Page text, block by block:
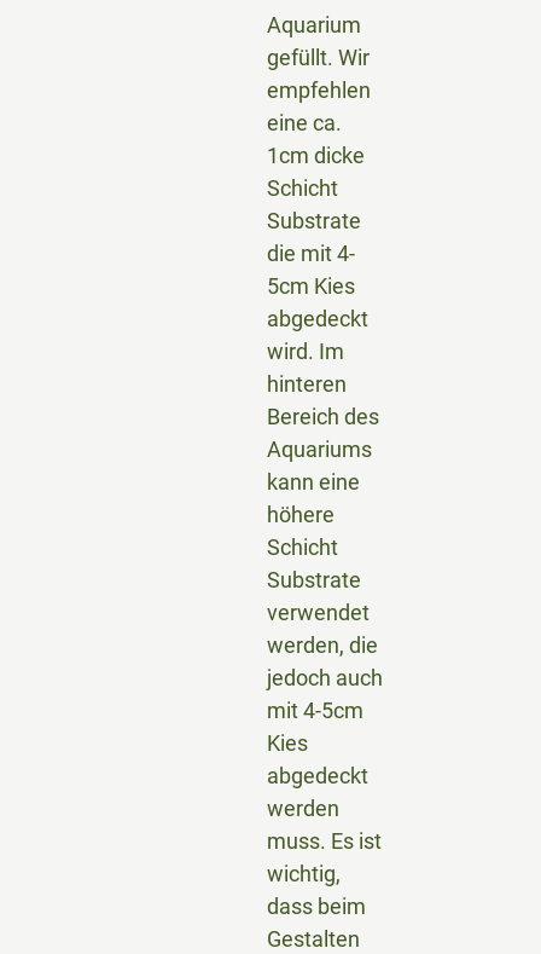
Aquarium
gefüllt. Wir
empfehlen
eine ca.
1cm dicke
Schicht
Substrate
die mit 4-
5cm Kies
abgedeckt
wird. Im
hinteren
Bereich des
Aquariums
kann eine
höhere
Schicht
Substrate
verwendet
werden, die
jedoch auch
mit 4-5cm
Kies
abgedeckt
werden
muss. Es ist
wichtig,
dass beim
Gestalten